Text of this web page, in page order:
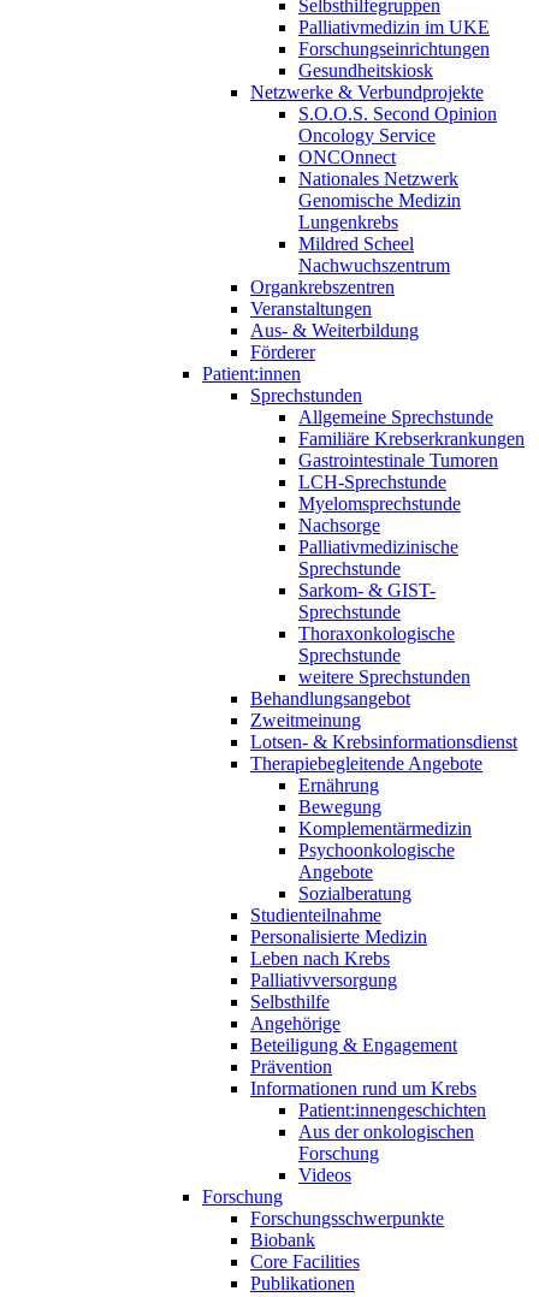
Selbsthilfegruppen
Palliativmedizin im UKE
Forschungseinrichtungen
Gesundheitskiosk
Netzwerke & Verbundprojekte
S.O.O.S. Second Opinion
Oncology Service
ONCOnnect
Nationales Netzwerk
Genomische Medizin
Lungenkrebs
Mildred Scheel
Nachwuchszentrum
Organkrebszentren
Veranstaltungen
Aus- & Weiterbildung
Förderer
Patient:innen
Sprechstunden
Allgemeine Sprechstunde
Familiäre Krebserkrankungen
Gastrointestinale Tumoren
LCH-Sprechstunde
Myelomsprechstunde
Nachsorge
Palliativmedizinische
Sprechstunde
Sarkom- & GIST-
Sprechstunde
Thoraxonkologische
Sprechstunde
weitere Sprechstunden
Behandlungsangebot
Zweitmeinung
Lotsen- & Krebsinformationsdienst
Therapiebegleitende Angebote
Ernährung
Bewegung
Komplementärmedizin
Psychoonkologische
Angebote
Sozialberatung
Studienteilnahme
Personalisierte Medizin
Leben nach Krebs
Palliativversorgung
Selbsthilfe
Angehörige
Beteiligung & Engagement
Prävention
Informationen rund um Krebs
Patient:innengeschichten
Aus der onkologischen
Forschung
Videos
Forschung
Forschungsschwerpunkte
Biobank
Core Facilities
Publikationen